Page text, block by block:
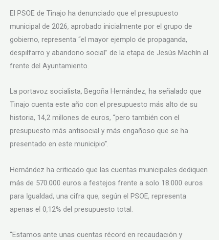
El PSOE de Tinajo ha denunciado que el presupuesto
municipal de 2026, aprobado inicialmente por el grupo de
gobierno, representa “el mayor ejemplo de propaganda,
despilfarro y abandono social” de la etapa de Jesús Machín al
frente del Ayuntamiento.
La portavoz socialista, Begoña Hernández, ha señalado que
Tinajo cuenta este año con el presupuesto más alto de su
historia, 14,2 millones de euros, “pero también con el
presupuesto más antisocial y más engañoso que se ha
presentado en este municipio”.
Hernández ha criticado que las cuentas municipales dediquen
más de 570.000 euros a festejos frente a solo 18.000 euros
para Igualdad, una cifra que, según el PSOE, representa
apenas el 0,12% del presupuesto total.
“Estamos ante unas cuentas récord en recaudación y
de
presentar
presupuesto
más
de
la
historia
municipio”